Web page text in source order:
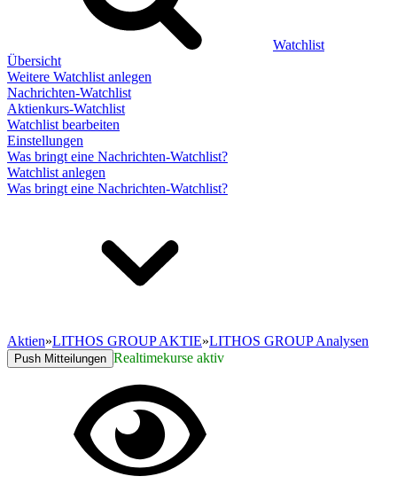
Watchlist
Übersicht
Weitere Watchlist anlegen
Nachrichten-Watchlist
Aktienkurs-Watchlist
Watchlist bearbeiten
Einstellungen
Was bringt eine Nachrichten-Watchlist?
Watchlist anlegen
Was bringt eine Nachrichten-Watchlist?
Aktien»LITHOS GROUP AKTIE»LITHOS GROUP Analysen
Push Mitteilungen Realtimekurse aktiv